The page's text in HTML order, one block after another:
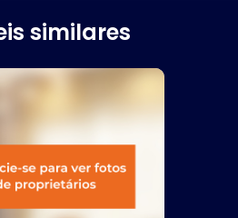
similares